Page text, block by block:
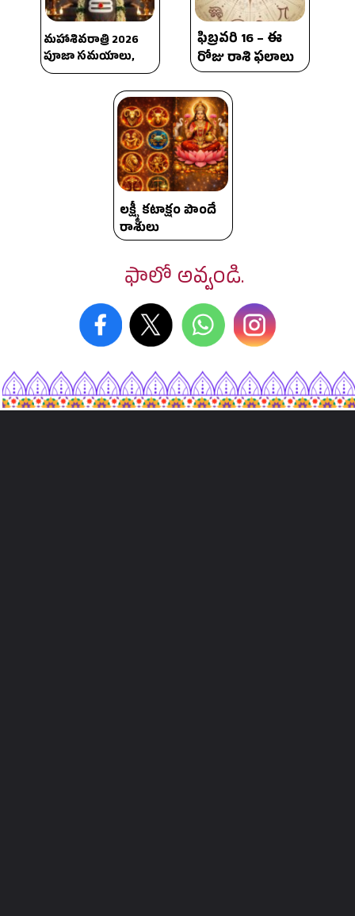
ఫాలో అవ్వండి.
మహాశివరాత్రి 2026
పూజా సమయాలు,
లక్ష్మీ కటాక్షం పొందే
రాశులు
ఫిబ్రవరి 16 – ఈ
రోజు రాశి ఫలాలు